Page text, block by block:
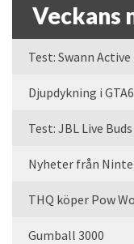
Veckans
Test: Swann
Djupdykning i
Test: JBL Live
Nyheter från
THQ köper Pow
Gumball 3000